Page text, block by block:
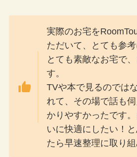
実際のお宅を
ただいて、とても参考
とても素敵なお宅で
す。
TVや本で見るのでは
れて、その場で話も
かりやすかったです
いに快適にしたい！
たら早速整理に取り組